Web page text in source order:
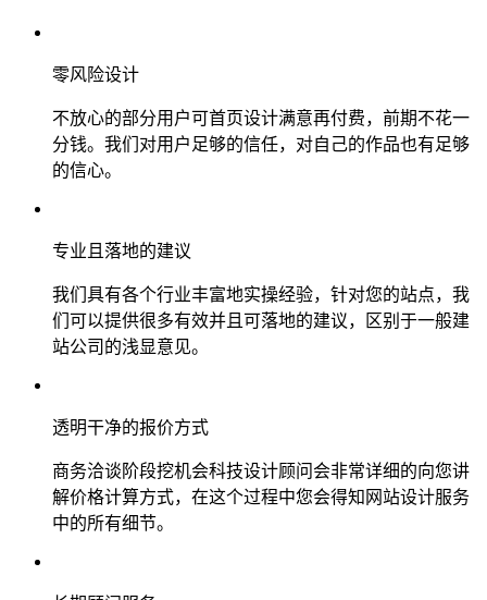
零风险设计
不放心的部分用户可首页设计满意再付费，前期不花一
分钱。我们对用户足够的信任，对自己的作品也有足够
的信心。
专业且落地的建议
我们具有各个行业丰富地实操经验，针对您的站点，我
们可以提供很多有效并且可落地的建议，区别于一般建
站公司的浅显意见。
透明干净的报价方式
商务洽谈阶段挖机会科技设计顾问会非常详细的向您讲
解价格计算方式，在这个过程中您会得知网站设计服务
中的所有细节。